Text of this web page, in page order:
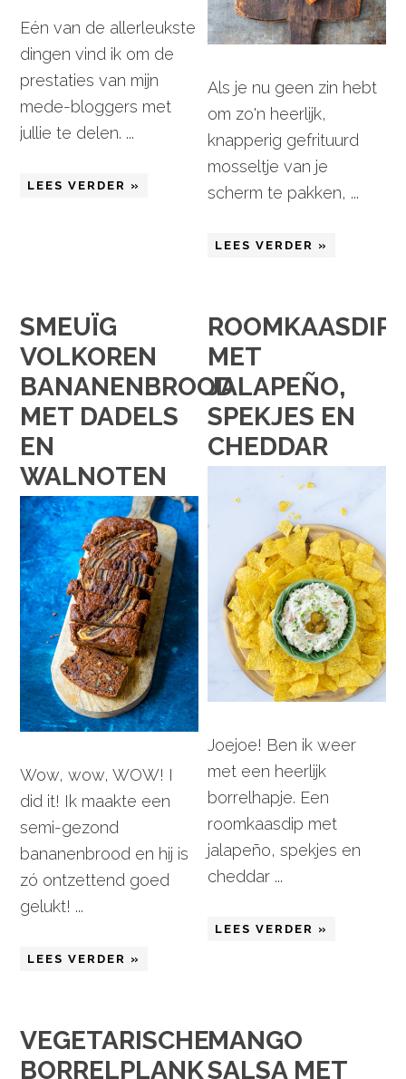
Eén van de allerleukste
dingen vind ik om de
prestaties van mijn
mede-bloggers met
jullie te delen. ...
LEES VERDER »
Als je nu geen zin hebt
om zo'n heerlijk,
knapperig gefrituurd
mosseltje van je
scherm te pakken, ...
LEES VERDER »
SMEUÏG
VOLKOREN
BANANENBROOD
MET DADELS
EN
WALNOTEN
Wow, wow, WOW! I
did it! Ik maakte een
semi-gezond
bananenbrood en hij is
zó ontzettend goed
gelukt! ...
LEES VERDER »
ROOMKAASDIP
MET
JALAPEÑO,
SPEKJES EN
CHEDDAR
Joejoe! Ben ik weer
met een heerlijk
borrelhapje. Een
roomkaasdip met
jalapeño, spekjes en
cheddar ...
LEES VERDER »
VEGETARISCHE
BORRELPLANK
MANGO
SALSA MET